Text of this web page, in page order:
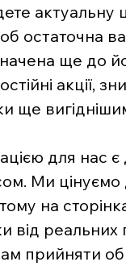
актуальну
остаточна
ще до
акції,
ще
для нас є
Ми цінуємо
на
від
прийняти